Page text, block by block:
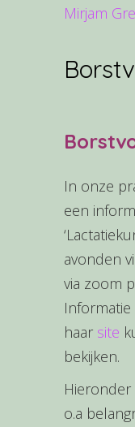
Mirjam
In onze
een
avonden
via zoom
haar site
bekijken.
o.a